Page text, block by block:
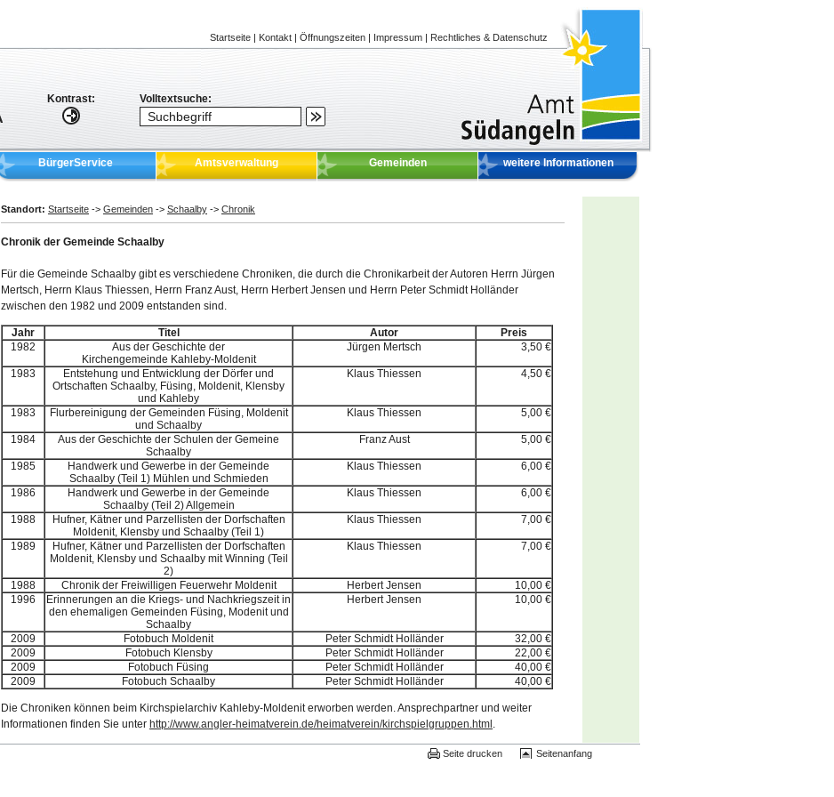
Startseite| Kontakt| Öffnungszeiten| Impressum| Rechtliches & Datenschutz
Kontrast: Volltextsuche:
BürgerService Amtsverwaltung Gemeinden weitere Informationen
Standort: Startseite -> Gemeinden -> Schaalby -> Chronik
Chronik der Gemeinde Schaalby
Für die Gemeinde Schaalby gibt es verschiedene Chroniken, die durch die Chronikarbeit der Autoren Herrn Jürgen
Mertsch, Herrn Klaus Thiessen, Herrn Franz Aust, Herrn Herbert Jensen und Herrn Peter Schmidt Holländer
zwischen den 1982 und 2009 entstanden sind.
Jahr Titel Autor
Preis
1982
Aus der Geschichte der
Kirchengemeinde Kahleby-Moldenit
Jürgen Mertsch 3,50 €
1983
Entstehung und Entwicklung der Dörfer und
Ortschaften Schaalby, Füsing, Moldenit, Klensby
und Kahleby
Klaus Thiessen 4,50 €
1983
Flurbereinigung der Gemeinden Füsing, Moldenit
und Schaalby
Klaus Thiessen 5,00 €
1984
Aus der Geschichte der Schulen der Gemeine
Schaalby
Franz Aust 5,00 €
1985
Handwerk und Gewerbe in der Gemeinde
Schaalby (Teil 1) Mühlen und Schmieden
Klaus Thiessen 6,00 €
1986
Handwerk und Gewerbe in der Gemeinde
Schaalby (Teil 2) Allgemein
Klaus Thiessen 6,00 €
1988
Hufner, Kätner und Parzellisten der Dorfschaften
Moldenit, Klensby und Schaalby (Teil 1)
Klaus Thiessen 7,00 €
1989
Hufner, Kätner und Parzellisten der Dorfschaften
Moldenit, Klensby und Schaalby mit Winning (Teil
2)
Klaus Thiessen 7,00 €
1988 Chronik der Freiwilligen Feuerwehr Moldenit Herbert Jensen
10,00 €
1996
Erinnerungen an die Kriegs- und Nachkriegszeit in
den ehemaligen Gemeinden Füsing, Modenit und
Schaalby
Herbert Jensen 10,00 €
2009 Fotobuch Moldenit Peter Schmidt Holländer
32,00 €
2009
Fotobuch Klensby Peter Schmidt Holländer
22,00 €
2009
Fotobuch Füsing Peter Schmidt Holländer
40,00 €
2009
Fotobuch Schaalby Peter Schmidt Holländer 40,00 €
Die Chroniken können beim Kirchspielarchiv Kahleby-Moldenit erworben werden. Ansprechpartner und weiter
Informationen finden Sie unter http://www.angler-heimatverein.de/heimatverein/kirchspielgruppen.html .
Seite drucken Seitenanfang